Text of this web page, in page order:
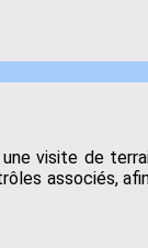
visite de
associés,